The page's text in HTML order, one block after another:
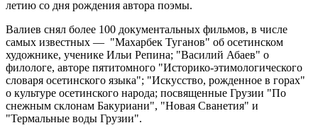
летию со дня рождения автора поэмы.
Валиев снял более 100 документальных фильмов, в числе
самых известных — "Махарбек Туганов" об осетинском
художнике, ученике Ильи Репина; "Василий Абаев" о
филологе, авторе пятитомного "Историко-этимологического
словаря осетинского языка"; "Искусство, рожденное в горах"
о культуре осетинского народа; посвященные Грузии "По
снежным склонам Бакуриани", "Новая Сванетия" и
"Термальные воды Грузии".